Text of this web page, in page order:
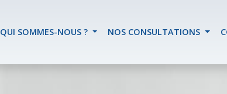
QUI SOMMES-NOUS ? NOS CONSULTATIONS